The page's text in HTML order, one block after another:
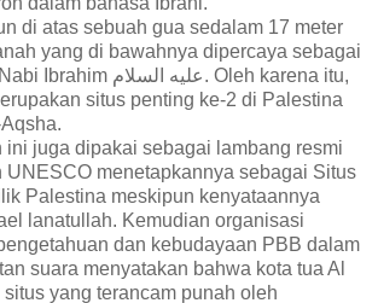
di atas sebuah gua sedalam 17 meter
yang di bawahnya dipercaya sebagai
Ibrahim عليه السلام. Oleh karena itu,
situs penting ke-2 di Palestina
ini juga dipakai sebagai lambang resmi
UNESCO menetapkannya sebagai Situs
Palestina meskipun kenyataannya
lanatullah. Kemudian organisasi
dan kebudayaan PBB dalam
suara menyatakan bahwa kota tua Al
yang terancam punah oleh